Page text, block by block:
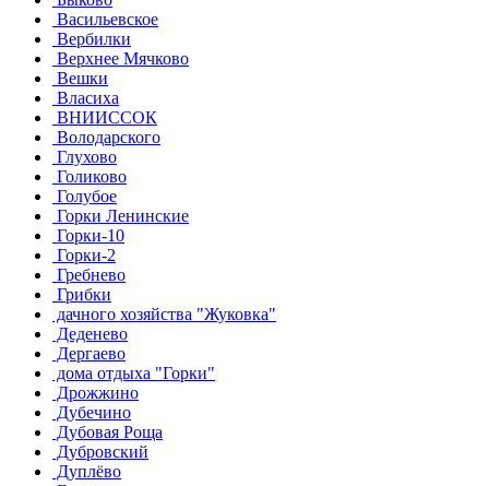
Васильевское
Вербилки
Верхнее Мячково
Вешки
Власиха
ВНИИССОК
Володарского
Глухово
Голиково
Голубое
Горки Ленинские
Горки-10
Горки-2
Гребнево
Грибки
дачного хозяйства "Жуковка"
Деденево
Дергаево
дома отдыха "Горки"
Дрожжино
Дубечино
Дубовая Роща
Дубровский
Дуплёво